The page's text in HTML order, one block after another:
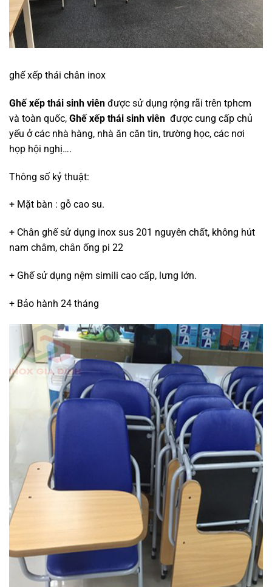
ghế xếp thái chân inox
Ghế xếp thái sinh viên được sử dụng rộng rãi trên tphcm
và toàn quốc, Ghế xếp thái sinh viên được cung cấp chủ
yếu ở các nhà hàng, nhà ăn căn tin, trường học, các nơi
họp hội nghị….
Thông số kỷ thuật:
+ Mặt bàn : gỗ cao su.
+ Chân ghế sử dụng inox sus 201 nguyên chất, không hút
nam châm, chân ống pi 22
+ Ghế sử dụng nệm simili cao cấp, lưng lớn.
+ Bảo hành 24 tháng